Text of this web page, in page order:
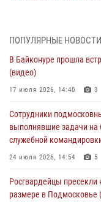
05 августа 2026, 15:48 1
Сотрудники
отработали навыки
04 августа 2026, 12:21
За прошедший месяц
сигналам «Тревога» с
04 августа 2026, 12:15
(видео)
03 августа 2026, 15:32 1
ПОПУЛЯРНЫЕ НОВОСТИ
В Байконуре прошла
(видео)
17 июля 2026, 14:40 3
Сотрудники
выполнявшие задачи на
служебной
24 июля 2026, 14:54 5
Росгвардейцы пресекли
размере в Подмосковье